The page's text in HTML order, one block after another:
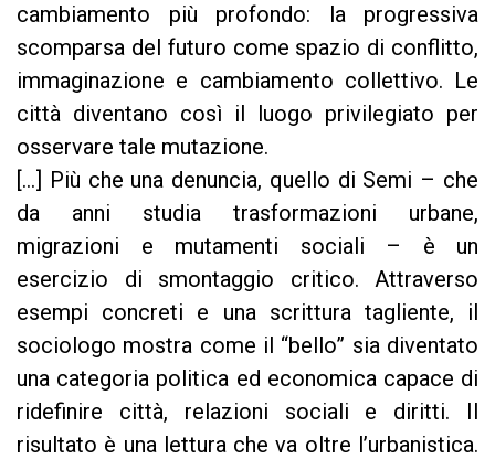
cambiamento più profondo: la progressiva
scomparsa del futuro come spazio di conflitto,
immaginazione e cambiamento collettivo. Le
città diventano così il luogo privilegiato per
osservare tale mutazione.
[...] Più che una denuncia, quello di Semi – che
da anni studia trasformazioni urbane,
migrazioni e mutamenti sociali – è un
esercizio di smontaggio critico. Attraverso
esempi concreti e una scrittura tagliente, il
sociologo mostra come il “bello” sia diventato
una categoria politica ed economica capace di
ridefinire città, relazioni sociali e diritti. Il
risultato è una lettura che va oltre l’urbanistica.